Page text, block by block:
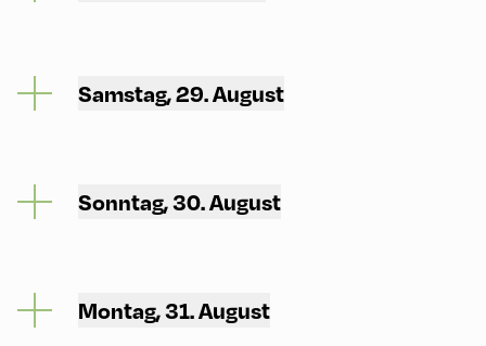
Samstag, 29. August
Sonntag, 30. August
Montag, 31. August